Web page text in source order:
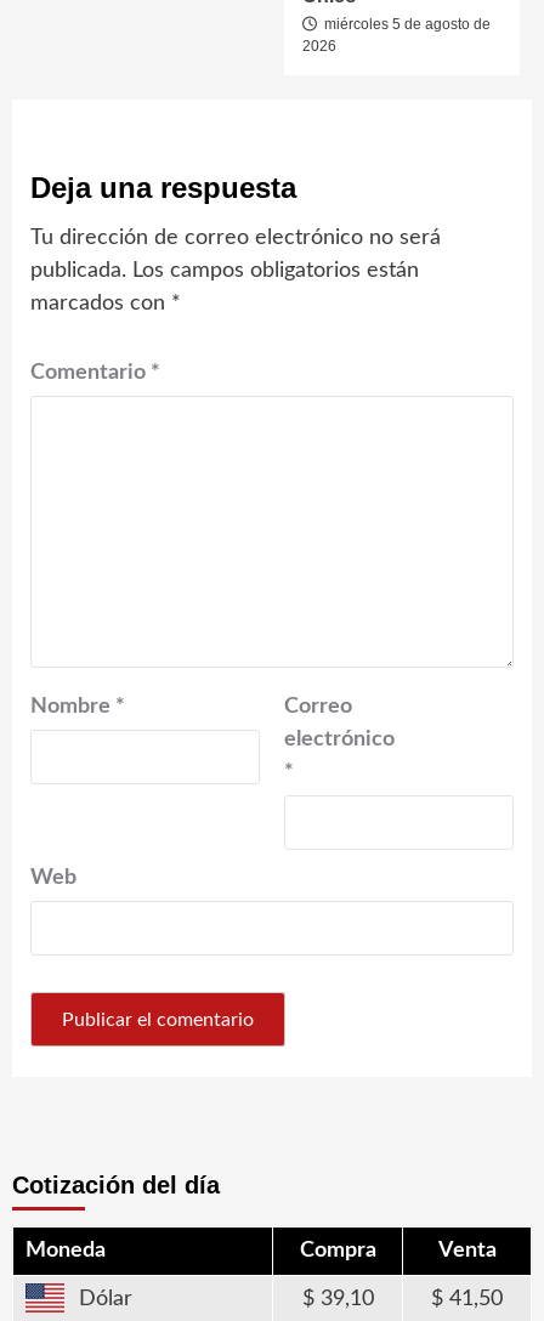
miércoles 5 de agosto de
2026
Deja una respuesta
Tu dirección de correo electrónico no será
publicada. Los campos obligatorios están
marcados con *
Comentario *
Nombre *
Correo
electrónico
*
Web
Cotización del día
Moneda Compra Venta
Dólar 39,10 41,50